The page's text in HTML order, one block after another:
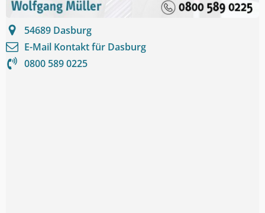
54689 Dasburg
E-Mail Kontakt für Dasburg
0800 589 0225